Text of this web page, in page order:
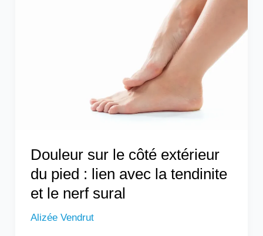
Douleur sur le côté extérieur
du pied : lien avec la tendinite
et le nerf sural
Alizée Vendrut
la
tendinite
et
le
nerf